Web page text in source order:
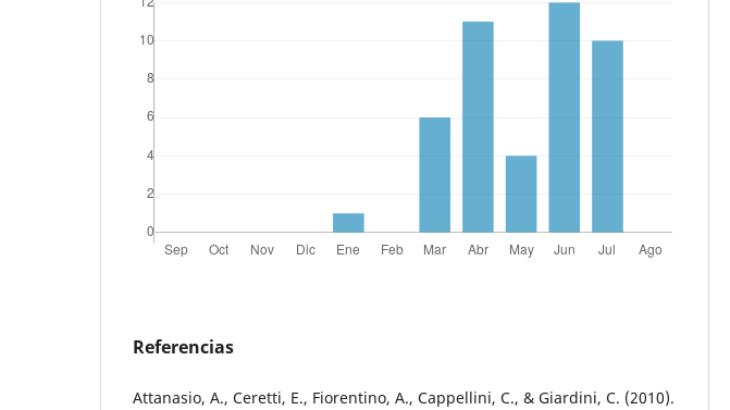
Referencias
Attanasio, A., Ceretti, E., Fiorentino, A., Cappellini, C., & Giardini, C. (2010).